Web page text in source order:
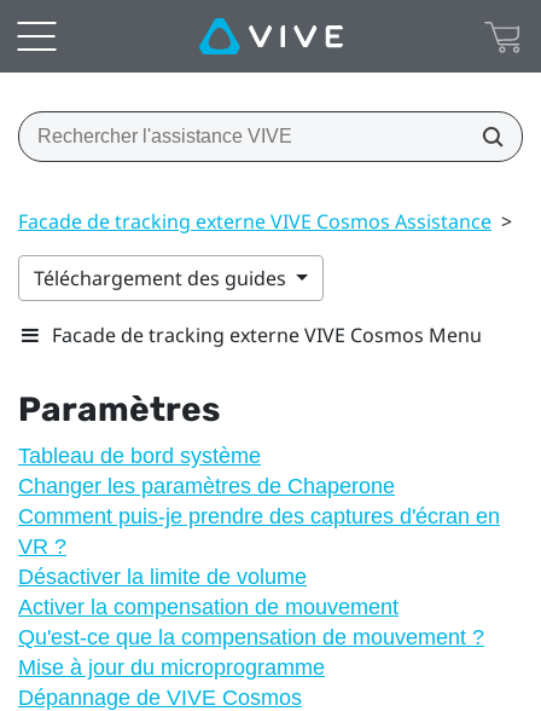
Facade de tracking externe VIVE Cosmos Assistance >
Téléchargement des guides
Facade de tracking externe VIVE Cosmos Menu
Paramètres
Tableau de bord système
Changer les paramètres de Chaperone
Comment puis-je prendre des captures d'écran en
VR ?
Désactiver la limite de volume
Activer la compensation de mouvement
Qu'est-ce que la compensation de mouvement ?
Mise à jour du microprogramme
Dépannage de VIVE Cosmos